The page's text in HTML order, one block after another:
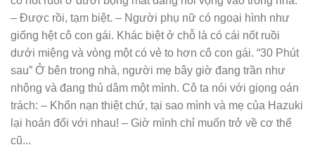
– Được rồi, tạm biệt. – Người phụ nữ có ngoại hình như
giống hệt cô con gái. Khác biệt ở chỗ là có cái nốt ruồi
dưới miệng và vòng một có vẻ to hơn cô con gái. “30 Phút
sau” Ở bên trong nhà, người mẹ bây giờ đang trần như
nhộng và đang thủ dâm một mình. Cô ta nói với giọng oán
trách: – Khốn nạn thiệt chứ, tại sao mình và mẹ của Hazuki
lại hoán đổi với nhau! – Giờ mình chỉ muốn trở về cơ thể
cũ...